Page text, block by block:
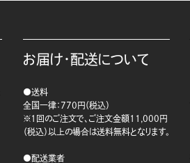
お届け・配送について
●送料
全国一律：770円（税込）
※1回のご注文で、ご注文金額11,000円
（税込）以上の場合は送料無料となります。
●配送業者